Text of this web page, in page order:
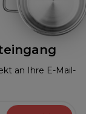
an Ihre E-Mail-